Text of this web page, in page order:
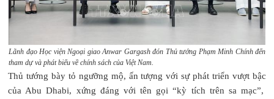
Lãnh đạo Học viện Ngoại giao Anwar Gargash đón Thủ tướng Phạm Minh Chính đến
tham dự và phát biểu về chính sách của Việt Nam.
Thủ tướng bày tỏ ngưỡng mộ, ấn tượng với sự phát triển vượt bậc
của Abu Dhabi, xứng đáng với tên gọi “kỳ tích trên sa mạc”,